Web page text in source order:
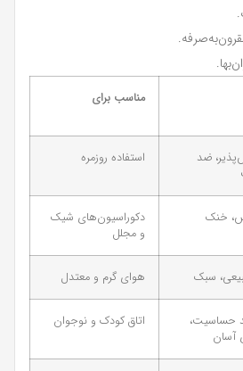
مناسب برای
ضد
استفاده روزمره
خنک
دکوراسیون‌های شیک
و مجلل
سبک هوای گرم و معتدل
حساسیت،
اتاق کودک و نوجوان